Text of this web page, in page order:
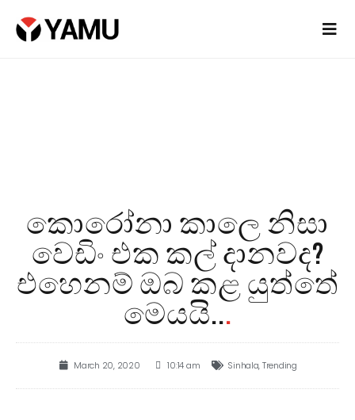
කොරෝනා කාලෙ නිසා
වෙඩිං එක කල් දානවද?
එහෙනම් ඔබ කළ යුත්තේ
මෙයයි...
March 20, 2020 10:14 am Sinhala,Trending